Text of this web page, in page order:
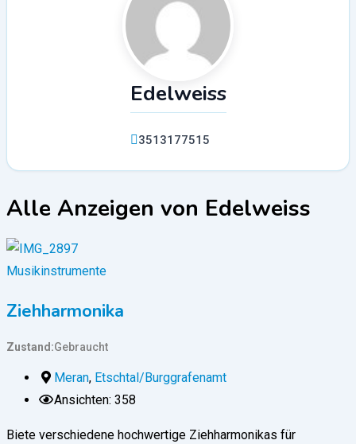
Edelweiss
3513177515
Alle Anzeigen von Edelweiss
Musikinstrumente
Ziehharmonika
Zustand Gebraucht
Meran, Etschtal/Burggrafenamt
Ansichten: 358
Biete verschiedene hochwertige Ziehharmonikas für